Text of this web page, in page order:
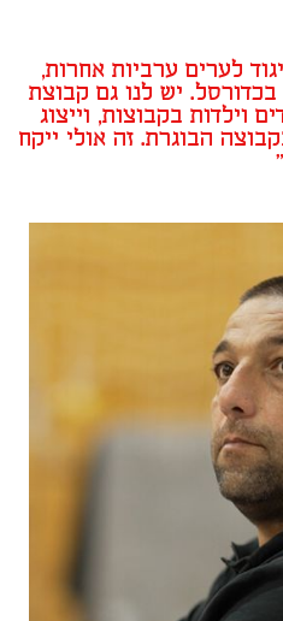
לערים ערביות אחרות,
יש לנו גם קבוצת
ואני רוצה 500 ילדים וילדות בקבוצות, וייצוג
הבוגרת. זה אולי ייקח